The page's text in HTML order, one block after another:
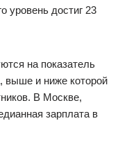
уровень достиг 23
на показатель
выше и ниже которой
В Москве,
зарплата в